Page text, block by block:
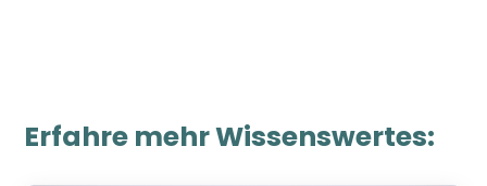
Erfahre mehr Wissenswertes: